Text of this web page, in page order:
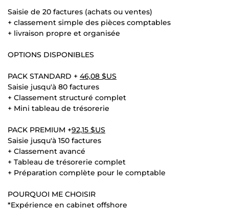
Saisie de 20 factures (achats ou ventes)
+ classement simple des pièces comptables
+ livraison propre et organisée
OPTIONS DISPONIBLES
PACK STANDARD + 46,08 $US
Saisie jusqu'à 80 factures
+ Classement structuré complet
+ Mini tableau de trésorerie
PACK PREMIUM +92,15 $US
Saisie jusqu'à 150 factures
+ Classement avancé
+ Tableau de trésorerie complet
+ Préparation complète pour le comptable
POURQUOI ME CHOISIR
*Expérience en cabinet offshore